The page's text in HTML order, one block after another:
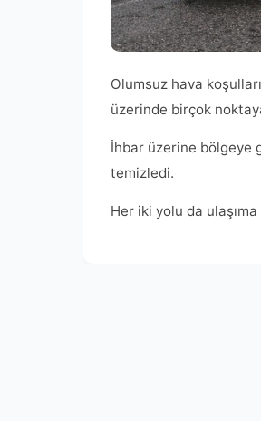
Olumsuz hava
üzerinde birçok
İhbar üzerine bölgeye
temizledi.
Her iki yolu da